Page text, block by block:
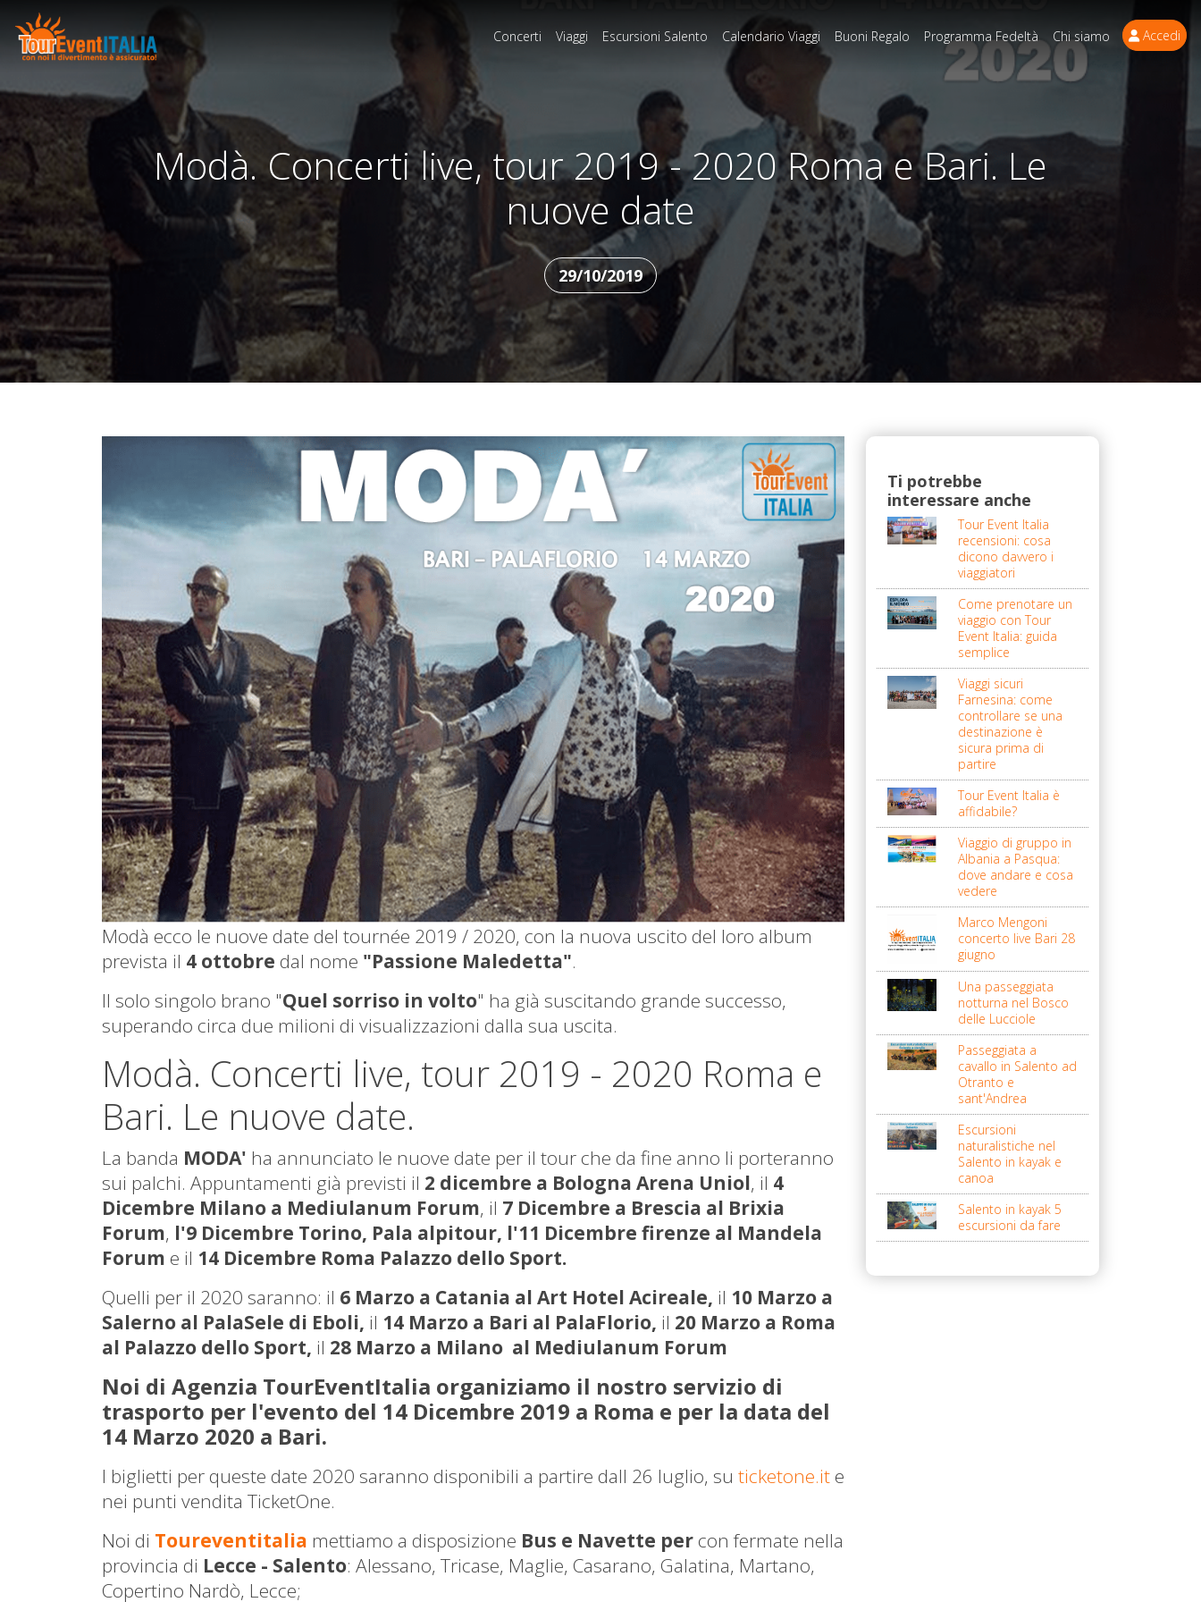
Concerti Viaggi Escursioni Salento Calendario Viaggi Buoni Regalo Programma Fedeltà Chi siamo Accedi
Modà. Concerti live, tour 2019 - 2020 Roma e Bari. Le
nuove date
29/10/2019
Modà ecco le nuove date del tournée 2019 / 2020, con la nuova uscito del loro album
prevista il 4 ottobre dal nome "Passione Maledetta".
Il solo singolo brano "Quel sorriso in volto" ha già suscitando grande successo,
superando circa due milioni di visualizzazioni dalla sua uscita.
Modà. Concerti live, tour 2019 - 2020 Roma e
Bari. Le nuove date.
La banda MODA' ha annunciato le nuove date per il tour che da fine anno li porteranno
sui palchi. Appuntamenti già previsti il 2 dicembre a Bologna Arena Uniol, il 4
Dicembre Milano a Mediulanum Forum, il 7 Dicembre a Brescia al Brixia
Forum, l'9 Dicembre Torino, Pala alpitour, l'11 Dicembre firenze al Mandela
Forum e il 14 Dicembre Roma Palazzo dello Sport.
Quelli per il 2020 saranno: il 6 Marzo a Catania al Art Hotel Acireale, il 10 Marzo a
Salerno al PalaSele di Eboli, il 14 Marzo a Bari al PalaFlorio, il 20 Marzo a Roma
al Palazzo dello Sport, il 28 Marzo a Milano al Mediulanum Forum
Noi di Agenzia TourEventItalia organiziamo il nostro servizio di
trasporto per l'evento del 14 Dicembre 2019 a Roma e per la data del
14 Marzo 2020 a Bari.
I biglietti per queste date 2020 saranno disponibili a partire dall 26 luglio, su ticketone.it e
nei punti vendita TicketOne.
Noi di Toureventitalia mettiamo a disposizione Bus e Navette per con fermate nella
provincia di Lecce - Salento: Alessano, Tricase, Maglie, Casarano, Galatina, Martano,
Copertino Nardò, Lecce;
Ti potrebbe
interessare anche
Tour Event Italia
recensioni: cosa
dicono davvero i
viaggiatori
Come prenotare un
viaggio con Tour
Event Italia: guida
semplice
Viaggi sicuri
Farnesina: come
controllare se una
destinazione è
sicura prima di
partire
Tour Event Italia è
affidabile?
Viaggio di gruppo in
Albania a Pasqua:
dove andare e cosa
vedere
Marco Mengoni
concerto live Bari 28
giugno
Una passeggiata
notturna nel Bosco
delle Lucciole
Passeggiata a
cavallo in Salento ad
Otranto e
sant'Andrea
Escursioni
naturalistiche nel
Salento in kayak e
canoa
Salento in kayak 5
escursioni da fare